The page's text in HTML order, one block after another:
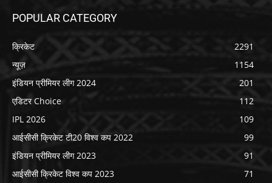
POPULAR CATEGORY
क्रिकेट
2291
न्यूज़
1154
इंडियन प्रीमियर लीग 2024
201
एडिटर Choice
112
IPL 2026
109
आईसीसी क्रिकेट टी20 विश्व कप 2022
99
इंडियन प्रीमियर लीग 2023
91
आईसीसी क्रिकेट विश्व कप 2023
71